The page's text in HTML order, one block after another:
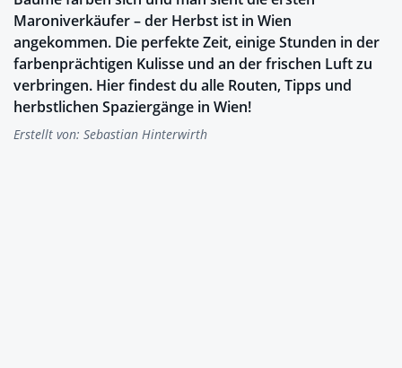
Maroniverkäufer – der Herbst ist in Wien
angekommen. Die perfekte Zeit, einige Stunden in der
farbenprächtigen Kulisse und an der frischen Luft zu
verbringen. Hier findest du alle Routen, Tipps und
herbstlichen Spaziergänge in Wien!
Erstellt von: Sebastian Hinterwirth